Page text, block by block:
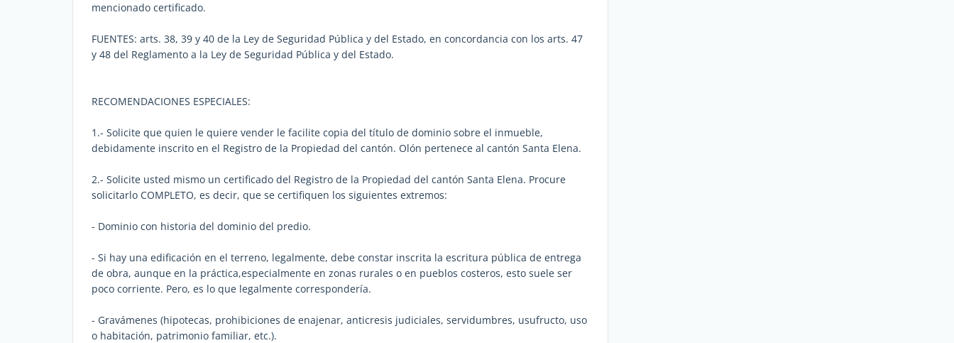
mencionado certificado.
FUENTES: arts. 38, 39 y 40 de la Ley de Seguridad Pública y del Estado, en concordancia con los arts. 47
y 48 del Reglamento a la Ley de Seguridad Pública y del Estado.
RECOMENDACIONES ESPECIALES:
1.- Solicite que quien le quiere vender le facilite copia del título de dominio sobre el inmueble,
debidamente inscrito en el Registro de la Propiedad del cantón. Olón pertenece al cantón Santa Elena.
2.- Solicite usted mismo un certificado del Registro de la Propiedad del cantón Santa Elena. Procure
solicitarlo COMPLETO, es decir, que se certifiquen los siguientes extremos:
- Dominio con historia del dominio del predio.
- Si hay una edificación en el terreno, legalmente, debe constar inscrita la escritura pública de entrega
de obra, aunque en la práctica,especialmente en zonas rurales o en pueblos costeros, esto suele ser
poco corriente. Pero, es lo que legalmente correspondería.
- Gravámenes (hipotecas, prohibiciones de enajenar, anticresis judiciales, servidumbres, usufructo, uso
o habitación, patrimonio familiar, etc.).